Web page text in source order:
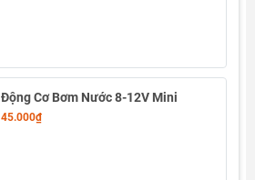
Động Cơ Bơm Nước 8-12V Mini
45.000₫